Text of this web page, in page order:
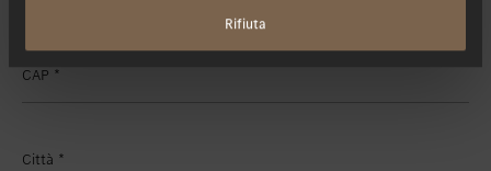
Rifiuta
CAP *
Città *